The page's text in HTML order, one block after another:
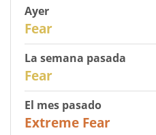
Ayer
Fear
La semana pasada
Fear
El mes pasado
Extreme Fear